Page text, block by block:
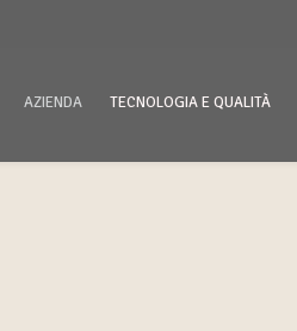
AZIENDA TECNOLOGIA E QUALITÀ